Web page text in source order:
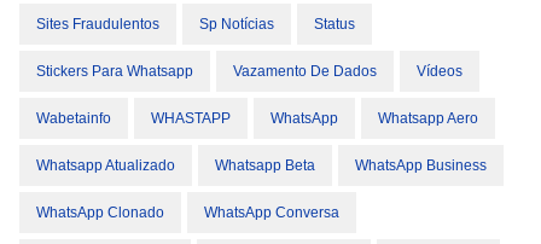
Sites Fraudulentos Sp Notícias Status
Stickers Para Whatsapp Vazamento De Dados Vídeos
Wabetainfo WHASTAPP WhatsApp Whatsapp Aero
Whatsapp Atualizado Whatsapp Beta WhatsApp Business
WhatsApp Clonado WhatsApp Conversa